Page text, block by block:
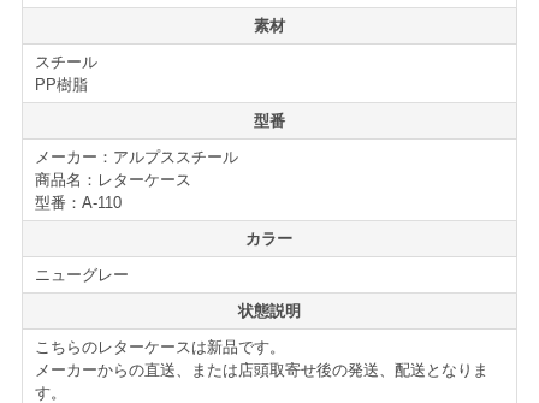
【送料・配送について】
■配送先・条件・他社様サイトと比較して最良の方法で見
＜法人様限定メーカー直送便＞
小口送り付け便 （車上荷台渡し ＊要お客様搬入・設
＊地域・物量により料金が異なります。
＊東京都・愛知県のメーカー拠点より料金を算出致しま
メーカー直送便についてはこちら
素材
スチール
PP樹脂
型番
メーカー：アルプススチール
商品名：レターケース
型番：A-110
カラー
ニューグレー
状態説明
こちらのレターケースは新品です。
メーカーからの直送、または店頭取寄せ後の発送、配送となりま
す。